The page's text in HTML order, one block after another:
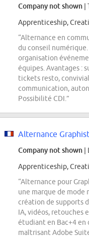
Company not shown |
Apprenticeship,
“Alternance en
du conseil
organisation
équipes. Avantages :
tickets resto,
communication,
Possibilité CDI.”
Alternance
Company not shown |
Apprenticeship,
“Alternance pour
une marque de mode
création de supports
IA, vidéos, retouches
étudiant en Bac+4
maîtrisant Adobe